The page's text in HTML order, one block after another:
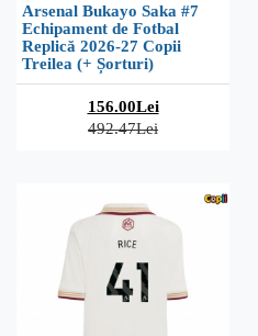
Arsenal Bukayo Saka #7
Echipament de Fotbal
Replică 2026-27 Copii
Treilea (+ Șorturi)
156.00Lei
492.47Lei